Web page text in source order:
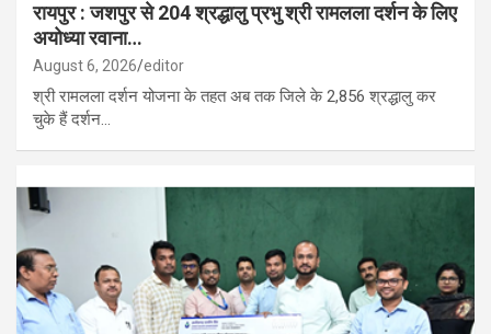
रायपुर : जशपुर से 204 श्रद्धालु प्रभु श्री रामलला दर्शन के लिए
अयोध्या रवाना…
August 6, 2026 editor
श्री रामलला दर्शन योजना के तहत अब तक जिले के 2,856 श्रद्धालु कर
चुके हैं दर्शन…